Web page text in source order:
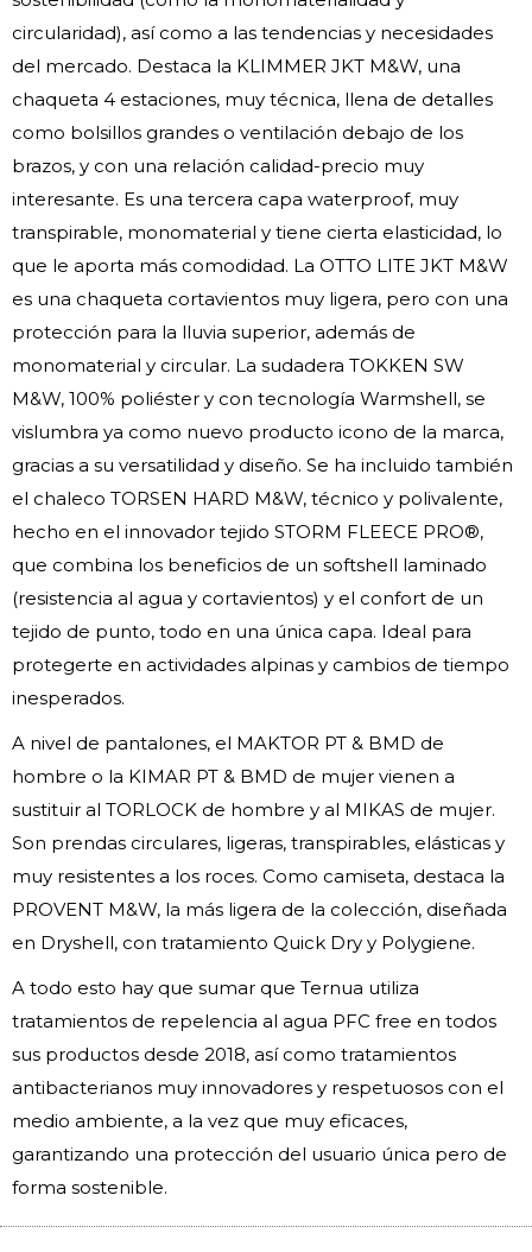
circularidad), así como a las tendencias y necesidades
del mercado. Destaca la KLIMMER JKT M&W, una
chaqueta 4 estaciones, muy técnica, llena de detalles
como bolsillos grandes o ventilación debajo de los
brazos, y con una relación calidad-precio muy
interesante. Es una tercera capa waterproof, muy
transpirable, monomaterial y tiene cierta elasticidad, lo
que le aporta más comodidad. La OTTO LITE JKT M&W
es una chaqueta cortavientos muy ligera, pero con una
protección para la lluvia superior, además de
monomaterial y circular. La sudadera TOKKEN SW
M&W, 100% poliéster y con tecnología Warmshell, se
vislumbra ya como nuevo producto icono de la marca,
gracias a su versatilidad y diseño. Se ha incluido también
el chaleco TORSEN HARD M&W, técnico y polivalente,
hecho en el innovador tejido STORM FLEECE PRO®,
que combina los beneficios de un softshell laminado
(resistencia al agua y cortavientos) y el confort de un
tejido de punto, todo en una única capa. Ideal para
protegerte en actividades alpinas y cambios de tiempo
inesperados.
A nivel de pantalones, el MAKTOR PT & BMD de
hombre o la KIMAR PT & BMD de mujer vienen a
sustituir al TORLOCK de hombre y al MIKAS de mujer.
Son prendas circulares, ligeras, transpirables, elásticas y
muy resistentes a los roces. Como camiseta, destaca la
PROVENT M&W, la más ligera de la colección, diseñada
en Dryshell, con tratamiento Quick Dry y Polygiene.
A todo esto hay que sumar que Ternua utiliza
tratamientos de repelencia al agua PFC free en todos
sus productos desde 2018, así como tratamientos
antibacterianos muy innovadores y respetuosos con el
medio ambiente, a la vez que muy eficaces,
garantizando una protección del usuario única pero de
forma sostenible.